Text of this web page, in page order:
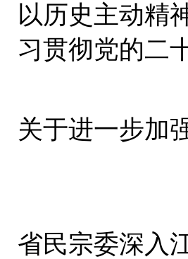
以历史主动精
习贯彻党的二
关于进一步加
省民宗委深入